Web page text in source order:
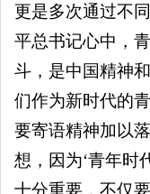
更是多次通过不
平总书记心中，
斗，是中国精神
们作为新时代的
要寄语精神加以
想，因为‘青年时
十分重要，不仅